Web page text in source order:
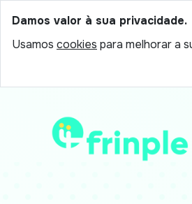
Damos valor à sua privacidade.
Usamos cookies para melhorar a